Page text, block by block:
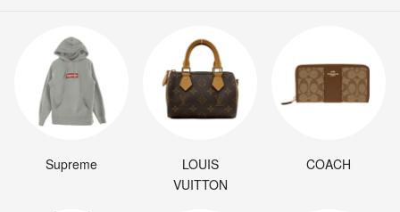
Supreme
LOUIS
VUITTON
COACH